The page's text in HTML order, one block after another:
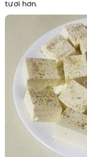
tươi hơn.